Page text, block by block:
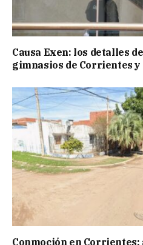
Causa Exen: los detalles
gimnasios de Corrientes y
Conmoción en Corrientes: